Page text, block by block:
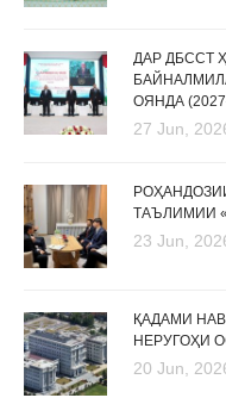
ДАР ДБССТ
ОЯНДА
27 Jun,
ТАЪЛИМИИ
23 Jun,
ҚАДАМИ
НЕРУГОҲИ
20 Jun,